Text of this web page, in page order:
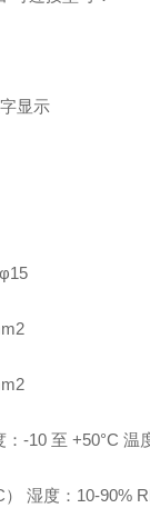
显示
-10 至 +50°C 温
湿度：10-90%